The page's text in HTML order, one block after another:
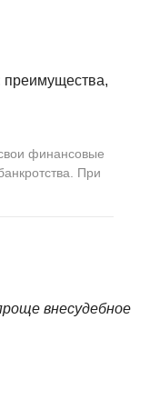
преимущества,
финансовые
При